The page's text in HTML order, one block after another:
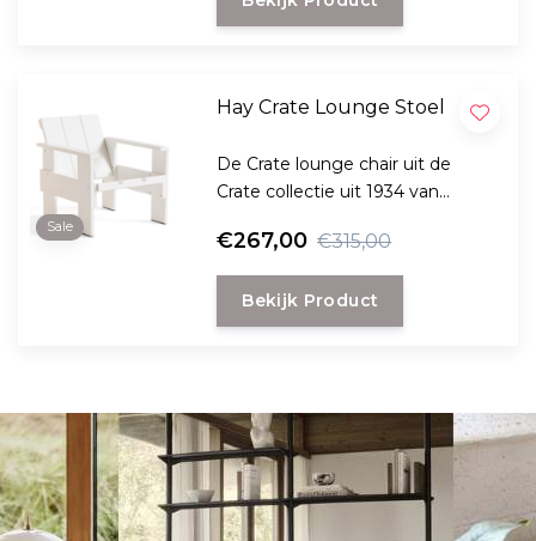
Sale
Hay Crate Lounge Stoel
De Crate lounge chair uit de
Crate collectie uit 1934 van
beschikbaar, oorspronkelijk
ontworpen voor hergebruik van
houten pallets.
€267,00 €315,00
Bekijk Product